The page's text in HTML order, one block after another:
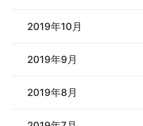
2019年10月
2019年9月
2019年8月